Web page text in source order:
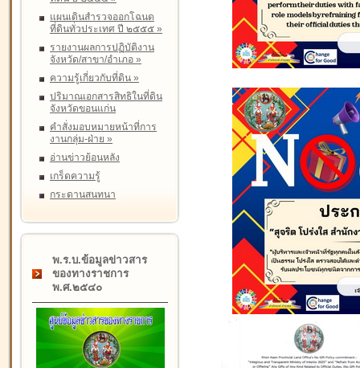
แผนเดินสำรวจออกโฉนด
ที่ดินทั่วประเทศ ปี ๒๕๕๕ »
รายงานผลการปฏิบัติงาน
จังหวัด/สาขา/อำเภอ »
ความรู้เกี่ยวกับที่ดิน »
ปริมาณเอกสารสิทธิในที่ดิน
จังหวัดขอนแก่น
คำสั่งมอบหมายหน้าที่การ
งานกลุ่ม-ฝ่าย »
อ่านข่าวย้อนหลัง
เกร็ดความรู้
กระดานสนทนา
พ.ร.บ.ข้อมูลข่าวสาร
ของทางราชการ
พ.ศ.๒๕๔๐